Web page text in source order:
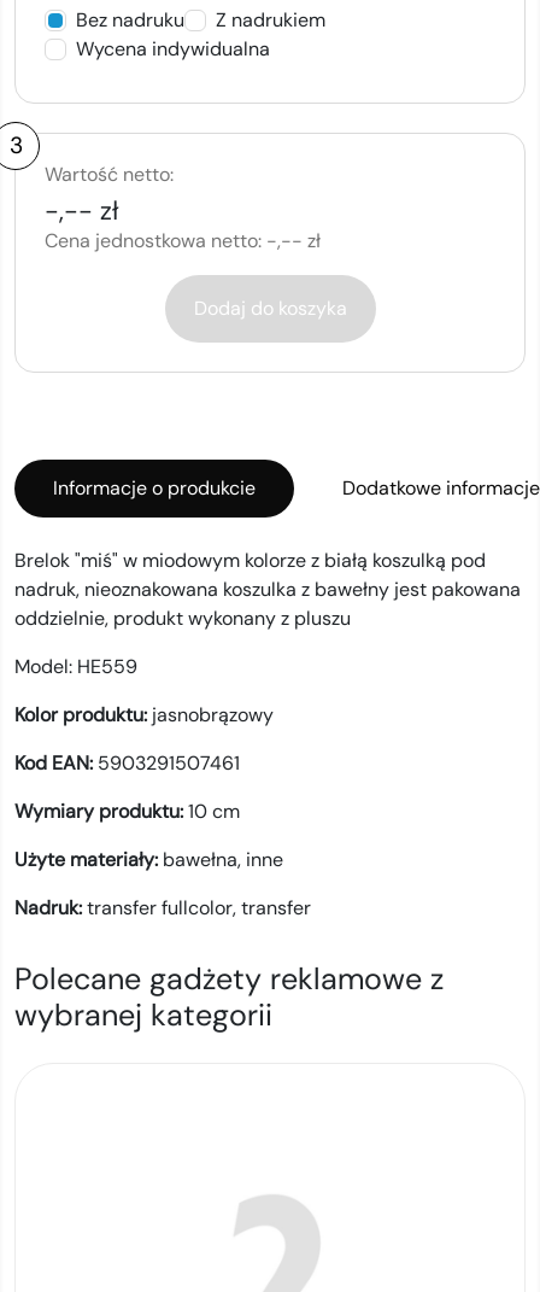
Bez nadruku
Z nadrukiem
Wycena indywidualna
3
Wartość netto:
-,-- zł
Cena jednostkowa netto: -,-- zł
Dodaj do koszyka
Informacje o produkcie Dodatkowe informacje
Brelok "miś" w miodowym kolorze z białą koszulką pod
nadruk, nieoznakowana koszulka z bawełny jest pakowana
oddzielnie, produkt wykonany z pluszu
Model: HE559
Kolor produktu: jasnobrązowy
Kod EAN: 5903291507461
Wymiary produktu:10 cm
Użyte materiały: bawełna, inne
Nadruk:transfer fullcolor,transfer
Polecane gadżety reklamowe z
wybranej kategorii